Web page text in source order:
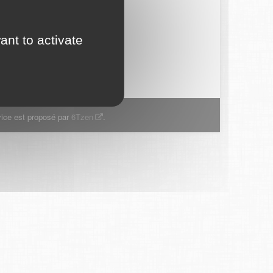
est proposé par 6Tzen .
to activate